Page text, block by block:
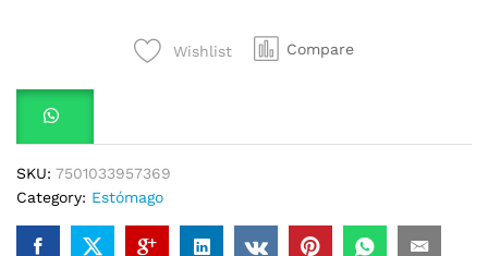
quantity
Wishlist Compare
SKU: 7501033957369
Category: Estómago